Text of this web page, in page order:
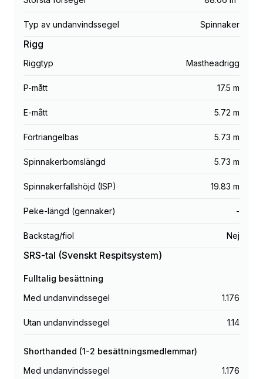
Typ av undanvindssegel Spinnaker
Rigg
Riggtyp Mastheadrigg
P-mått 17.5 m
E-mått 5.72 m
Förtriangelbas 5.73 m
Spinnakerbomslängd 5.73 m
Spinnakerfallshöjd (ISP) 19.83 m
Peke-längd (gennaker) -
Backstag/fiol Nej
SRS-tal (Svenskt Respitsystem)
Fulltalig besättning
Med undanvindssegel
1.176
Utan undanvindssegel 1.14
Shorthanded (1-2 besättningsmedlemmar)
Med undanvindssegel
1.176